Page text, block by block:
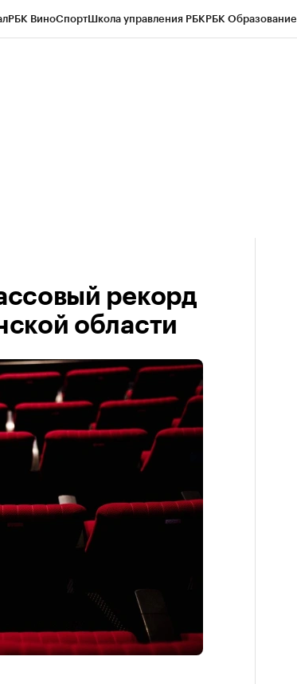
РБК ВиноСпортШкола управления РБКРБК Образование
рекорд
области